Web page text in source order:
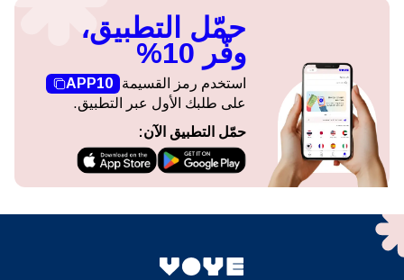
حمّل التطبيق،
وفّر 10%
استخدم رمز القسيمة
APP10
على طلبك الأول عبر التطبيق.
حمّل التطبيق الآن: